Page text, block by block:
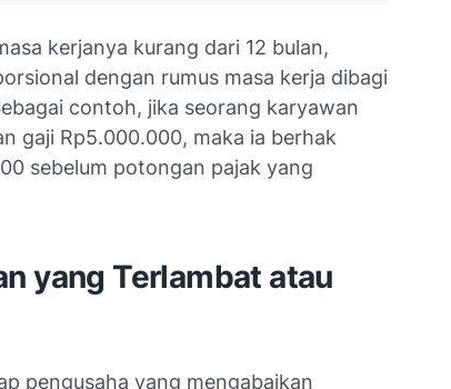
kerjanya kurang dari 12 bulan,
dengan rumus masa kerja dibagi
contoh, jika seorang karyawan
gaji Rp5.000.000, maka ia berhak
sebelum potongan pajak yang
yang Terlambat atau
pengusaha yang mengabaikan